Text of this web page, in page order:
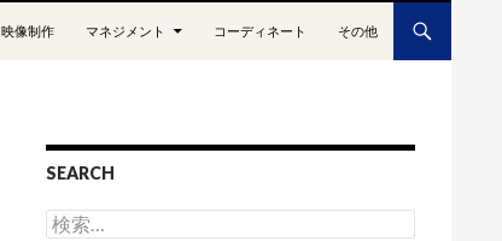
映像制作 マネジメント コーディネート その他
SEARCH
検